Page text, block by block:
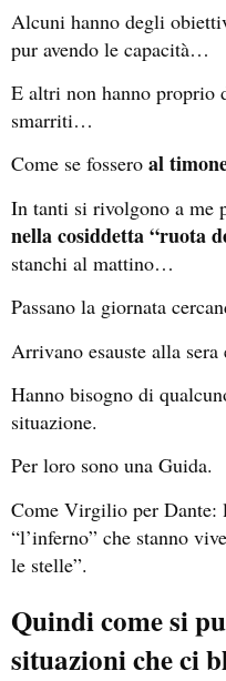
Alcuni hanno degli
pur avendo le capacità…
E altri non hanno proprio
smarriti…
Come se fossero al
In tanti si rivolgono a me
nella cosiddetta “ruota
stanchi al mattino…
Passano la giornata
Arrivano esauste alla sera
Hanno bisogno di
situazione.
Per loro sono una Guida.
Come Virgilio per Dante:
“l’inferno” che stanno
le stelle”.
Quindi come si
situazioni che ci